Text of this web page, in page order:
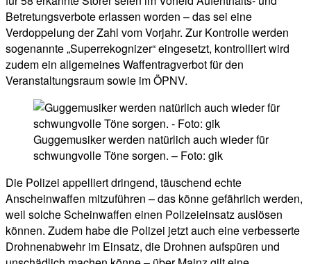
Betretungsverbote erlassen worden – das sei eine
Verdoppelung der Zahl vom Vorjahr. Zur Kontrolle werden
sogenannte „Superrekognizer“ eingesetzt, kontrolliert wird
zudem ein allgemeines Waffentragverbot für den
Veranstaltungsraum sowie im ÖPNV.
Guggemusiker werden natürlich auch wieder für
schwungvolle Töne sorgen. – Foto: gik
Die Polizei appelliert dringend, täuschend echte
Anscheinwaffen mitzuführen – das könne gefährlich werden,
weil solche Scheinwaffen einen Polizeieinsatz auslösen
können. Zudem habe die Polizei jetzt auch eine verbesserte
Drohnenabwehr im Einsatz, die Drohnen aufspüren und